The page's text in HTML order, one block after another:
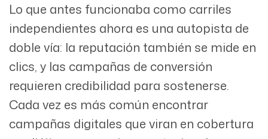
Lo que antes funcionaba como carriles
independientes ahora es una autopista de
doble vía: la reputación también se mide en
clics, y las campañas de conversión
requieren credibilidad para sostenerse.
Cada vez es más común encontrar
campañas digitales que viran en cobertura